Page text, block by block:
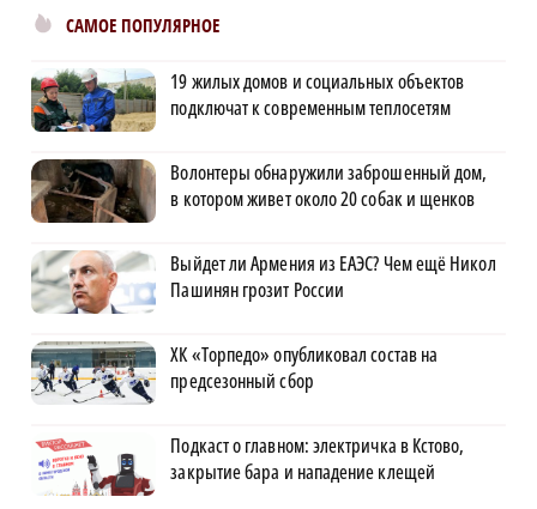
САМОЕ ПОПУЛЯРНОЕ
19 жилых домов и социальных объектов
подключат к современным теплосетям
Волонтеры обнаружили заброшенный дом,
в котором живет около 20 собак и щенков
Выйдет ли Армения из ЕАЭС? Чем ещё Никол
Пашинян грозит России
ХК «Торпедо» опубликовал состав на
предсезонный сбор
Подкаст о главном: электричка в Кстово,
закрытие бара и нападение клещей